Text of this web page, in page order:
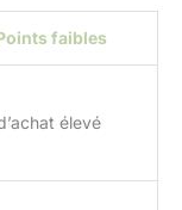
faibles
élevé